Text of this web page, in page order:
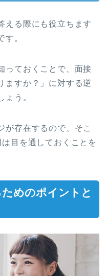
える際にも役立ちます
す。
っておくことで、面接
ますか？」に対する逆
ょう。
が存在するので、そこ
目を通しておくことを
めのポイントと